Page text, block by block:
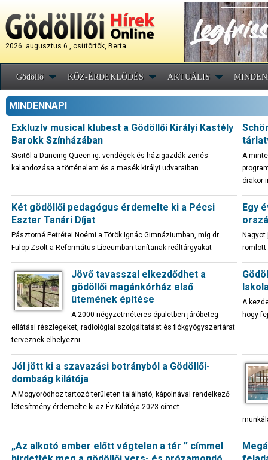
2026. augusztus 6., csütörtök, Berta
Gödöllő KÖZ-ÉRDEKLŐDÉS AKTUÁLIS
MINDENNAPI
Exkluzív musical klubest a Gödöllői Királyi Kastély
Barokk Színházában
Sisitől a Dancing Queen-ig: vendégek és házigazdák zenés
kalandozása a történelem és a mesék királyi udvaraiban
A
órakor
Két gödöllői pedagógus érdemelte ki a Pécsi
Eszter Tanári Díjat
Pásztorné Petrétei Noémi a Török Ignác Gimnáziumban, míg dr.
Fülöp Zsolt a Református Líceumban tanítanak reáltárgyakat
Egy
romlott
Jövő tavasszal elkezdődhet a
gödöllői magánkórház első
ütemének építése
A 2000 négyzetméteres épületben járóbeteg-
ellátási részlegeket, radiológiai szolgáltatást és fiókgyógyszertárat
terveznek elhelyezni
A
hogy
Jól jött ki a szavazási botrányból a Gödöllői-
dombság kilátója
A Mogyoródhoz tartozó területen található, kápolnával rendelkező
létesítmény érdemelte ki az Év Kilátója 2023 címet
„Az alkotó ember előtt végtelen a tér ” címmel